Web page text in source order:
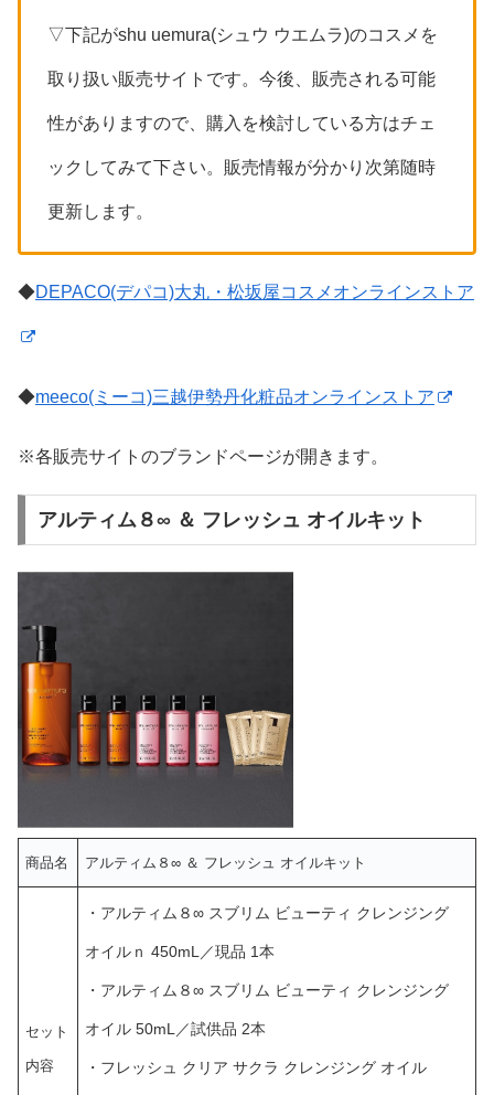
▽下記がshu uemura(シュウ ウエムラ)のコスメを
取り扱い販売サイトです。今後、販売される可能
性がありますので、購入を検討している方はチェ
ックしてみて下さい。販売情報が分かり次第随時
更新します。
◆DEPACO(デパコ)大丸・松坂屋コスメオンラインストア
◆meeco(ミーコ)三越伊勢丹化粧品オンラインストア
※各販売サイトのブランドページが開きます。
アルティム８∞ ＆ フレッシュ オイルキット
商品名 アルティム８∞ ＆ フレッシュ オイルキット
セット
内容
・アルティム８∞ スブリム ビューティ クレンジング
オイルｎ 450mL／現品 1本
・アルティム８∞ スブリム ビューティ クレンジング
オイル 50mL／試供品 2本
・フレッシュ クリア サクラ クレンジング オイル